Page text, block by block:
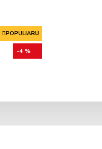
POPULIARU
-4 %